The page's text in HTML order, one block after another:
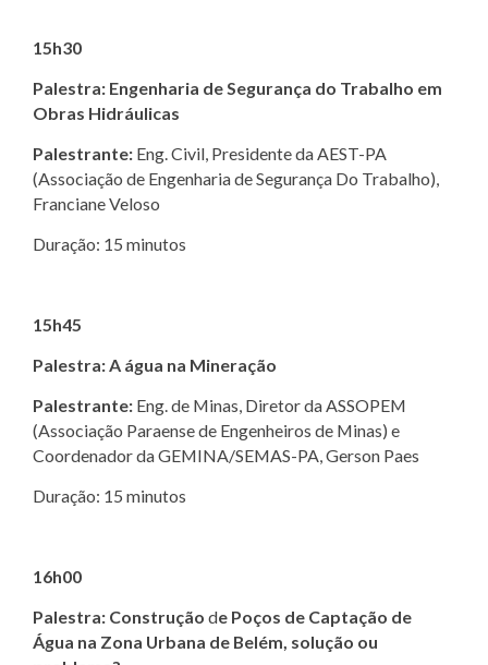
15h30
Palestra: Engenharia de Segurança do Trabalho em
Obras Hidráulicas
Palestrante: Eng. Civil, Presidente da AEST-PA
(Associação de Engenharia de Segurança Do Trabalho),
Franciane Veloso
Duração: 15 minutos
15h45
Palestra: A água na Mineração
Palestrante: Eng. de Minas, Diretor da ASSOPEM
(Associação Paraense de Engenheiros de Minas) e
Coordenador da GEMINA/SEMAS-PA, Gerson Paes
Duração: 15 minutos
16h00
Palestra: Construção de Poços de Captação de
Água na Zona Urbana de Belém, solução ou